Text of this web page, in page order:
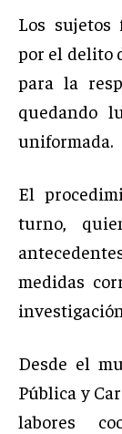
Los sujetos
por el delito
para la
quedando
uniformada.
El
turno,
medidas
Desde el
Pública y
labores